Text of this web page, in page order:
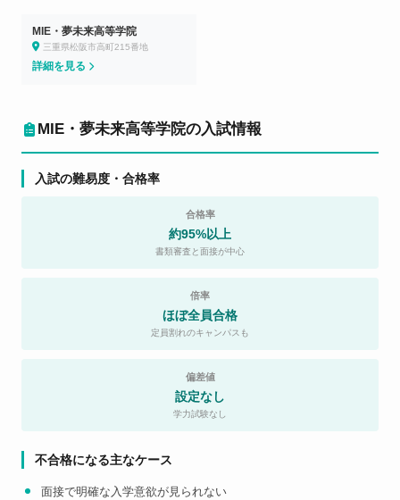
MIE・夢未来高等学院
三重県松阪市高町215番地
詳細を見る
MIE・夢未来高等学院の入試情報
入試の難易度・合格率
合格率
約95%以上
書類審査と面接が中心
倍率
ほぼ全員合格
定員割れのキャンパスも
偏差値
設定なし
学力試験なし
不合格になる主なケース
面接で明確な入学意欲が見られない